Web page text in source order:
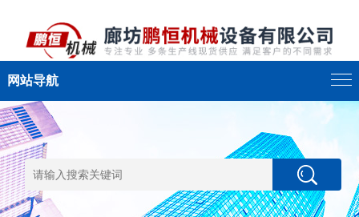
网站导航